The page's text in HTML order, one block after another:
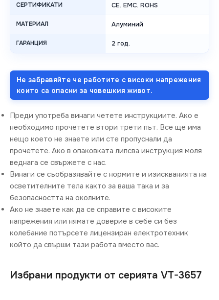
СЕРТИФИКАТИ CE. EMC. ROHS
МАТЕРИАЛ Алуминий
ГАРАНЦИЯ 2 год.
Не забравяйте че работите с високи напрежения
които са опасни за човешкия живот.
Преди употреба винаги четете инструкциите. Ако е
необходимо прочетете втори трети път. Все ще има
нещо което не знаете или сте пропуснали да
прочетете. Ако в опаковката липсва инструкция моля
веднага се свържете с нас.
Винаги се съобразявайте с нормите и изискванията на
осветителните тела както за ваша така и за
безопасността на околните.
Ако не знаете как да се справите с високите
напрежения или нямате доверие в себе си без
колебание потърсете лицензиран електротехник
който да свърши тази работа вместо вас.
Избрани продукти от серията VT-3657